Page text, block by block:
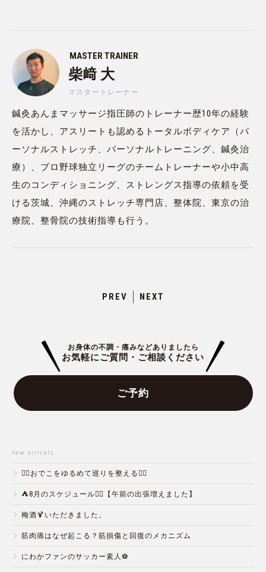
MASTER TRAINER
柴﨑 大
マスタートレーナー
鍼灸あんまマッサージ指圧師のトレーナー歴10年の経験
を活かし、アスリートも認めるトータルボディケア（パ
ーソナルストレッチ、パーソナルトレーニング、鍼灸治
療）、プロ野球独立リーグのチームトレーナーや小中高
生のコンディショニング、ストレングス指導の依頼を受
ける茨城、沖縄のストレッチ専門店、整体院、東京の治
療院、整骨院の技術指導も行う。
PREV NEXT
お身体の不調・痛みなどありましたら
お気軽にご質問・ご相談ください
ご予約
new arrivals:
💆‍♀️おでこをゆるめて巡りを整える💆‍♂️
⛺️8月のスケジュール🏄‍♂️【午前の出張増えました】
梅酒🍹いただきました。
筋肉痛はなぜ起こる？筋損傷と回復のメカニズム
にわかファンのサッカー素人⚽️